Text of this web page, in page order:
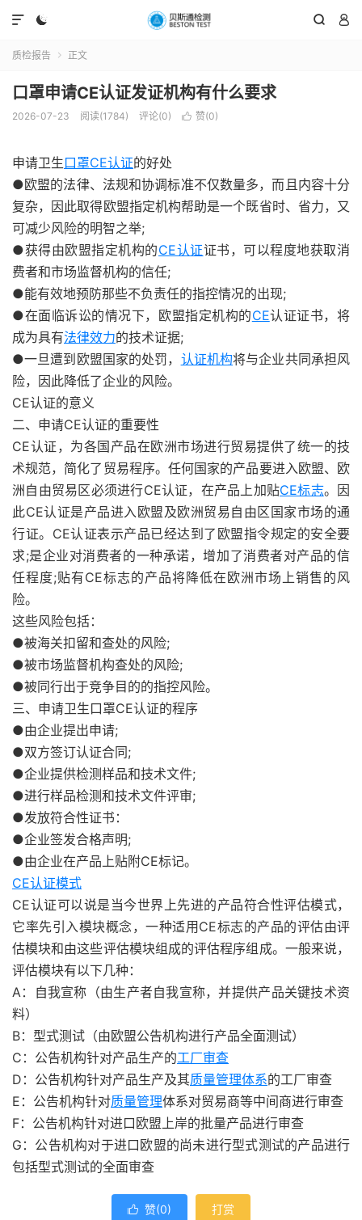
  

质检报告  正文
口罩申请CE认证发证机构有什么要求
2026-07-23 阅读(1784) 评论(0)  赞(0)
申请卫生口罩CE认证的好处
●欧盟的法律、法规和协调标准不仅数量多，而且内容十分
复杂，因此取得欧盟指定机构帮助是一个既省时、省力，又
可减少风险的明智之举;
●获得由欧盟指定机构的CE认证证书，可以程度地获取消
费者和市场监督机构的信任;
●能有效地预防那些不负责任的指控情况的出现;
●在面临诉讼的情况下，欧盟指定机构的CE认证证书，将
成为具有法律效力的技术证据;
●一旦遭到欧盟国家的处罚， 认证机构将与企业共同承担风
险，因此降低了企业的风险。
CE认证的意义
二、申请CE认证的重要性
CE认证，为各国产品在欧洲市场进行贸易提供了统一的技
术规范，简化了贸易程序。任何国家的产品要进入欧盟、欧
洲自由贸易区必须进行CE认证，在产品上加贴CE标志。因
此CE认证是产品进入欧盟及欧洲贸易自由区国家市场的通
行证。CE认证表示产品已经达到了欧盟指令规定的安全要
求;是企业对消费者的一种承诺，增加了消费者对产品的信
任程度;贴有CE标志的产品将降低在欧洲市场上销售的风
险。
这些风险包括：
●被海关扣留和查处的风险;
●被市场监督机构查处的风险;
●被同行出于竞争目的的指控风险。
三、申请卫生口罩CE认证的程序
●由企业提出申请;
●双方签订认证合同;
●企业提供检测样品和技术文件;
●进行样品检测和技术文件评审;
●发放符合性证书：
●企业签发合格声明;
●由企业在产品上贴附CE标记。
CE认证模式
CE认证可以说是当今世界上先进的产品符合性评估模式，
它率先引入模块概念，一种适用CE标志的产品的评估由评
估模块和由这些评估模块组成的评估程序组成。一般来说，
评估模块有以下几种：
A：自我宣称（由生产者自我宣称，并提供产品关键技术资
料）
B：型式测试（由欧盟公告机构进行产品全面测试）
C：公告机构针对产品生产的工厂审查
D：公告机构针对产品生产及其质量管理体系的工厂审查
E：公告机构针对质量管理体系对贸易商等中间商进行审查
F：公告机构针对进口欧盟上岸的批量产品进行审查
G：公告机构对于进口欧盟的尚未进行型式测试的产品进行
包括型式测试的全面审查
 赞(0) 打赏